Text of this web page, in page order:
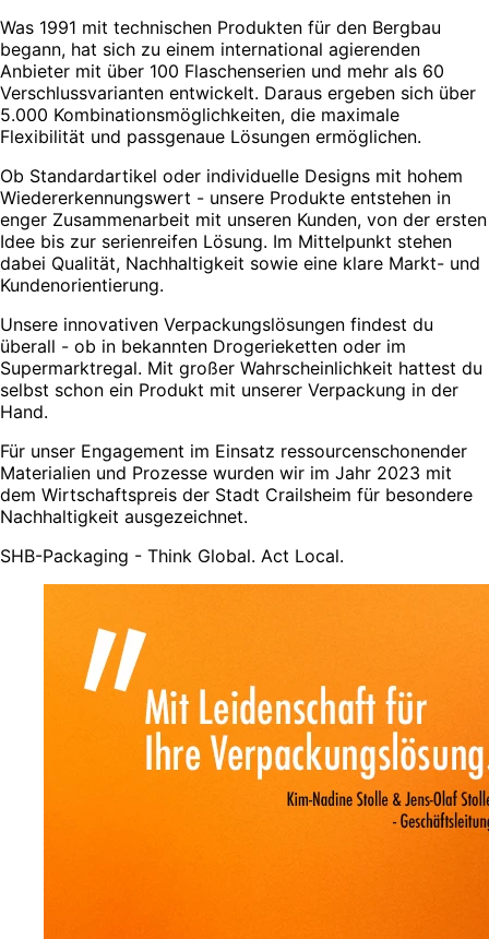
Was 1991 mit technischen Produkten für den Bergbau
begann, hat sich zu einem international agierenden
Anbieter mit über 100 Flaschenserien und mehr als 60
Verschlussvarianten entwickelt. Daraus ergeben sich über
5.000 Kombinationsmöglichkeiten, die maximale
Flexibilität und passgenaue Lösungen ermöglichen.
Ob Standardartikel oder individuelle Designs mit hohem
Wiedererkennungswert - unsere Produkte entstehen in
enger Zusammenarbeit mit unseren Kunden, von der ersten
Idee bis zur serienreifen Lösung. Im Mittelpunkt stehen
dabei Qualität, Nachhaltigkeit sowie eine klare Markt- und
Kundenorientierung.
Unsere innovativen Verpackungslösungen findest du
überall - ob in bekannten Drogerieketten oder im
Supermarktregal. Mit großer Wahrscheinlichkeit hattest du
selbst schon ein Produkt mit unserer Verpackung in der
Hand.
Für unser Engagement im Einsatz ressourcenschonender
Materialien und Prozesse wurden wir im Jahr 2023 mit
dem Wirtschaftspreis der Stadt Crailsheim für besondere
Nachhaltigkeit ausgezeichnet.
SHB-Packaging - Think Global. Act Local.